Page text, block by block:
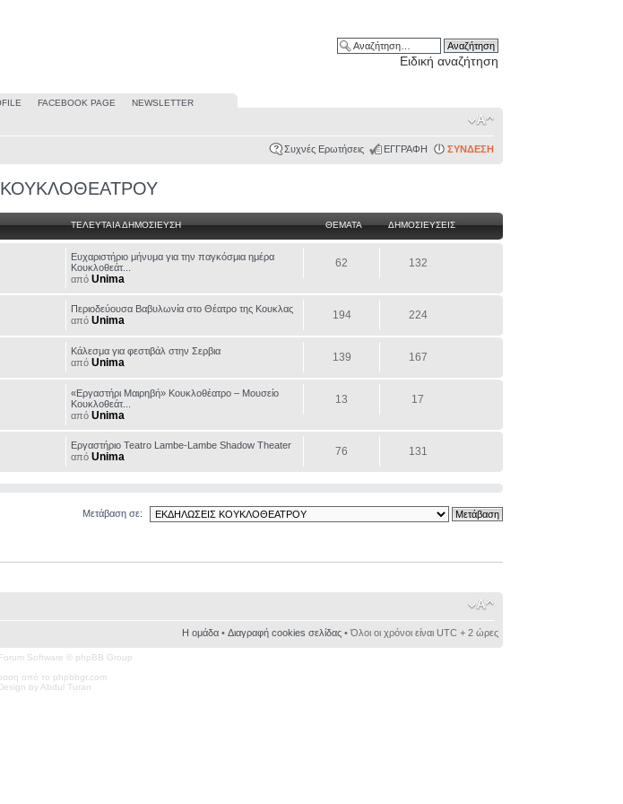
Ειδική αναζήτηση
FACEBOOK PAGE NEWSLETTER
Συχνές Ερωτήσεις ΕΓΓΡΑΦΗ ΣΥΝΔΕΣΗ
ΚΟΥΚΛΟΘΕΑΤΡΟΥ
ΤΕΛΕΥΤΑΙΑ ΔΗΜΟΣΙΕΥΣΗ ΘΕΜΑΤΑ ΔΗΜΟΣΙΕΥΣΕΙΣ
Eυχαριστήριο μήνυμα για την παγκόσμια ημέρα
Κουκλοθεάτ...
από Unima
62 132
Περιοδεύουσα Βαβυλωνία στο Θέατρο της Κουκλας
από Unima 194 224
Κάλεσμα για φεστιβάλ στην Σερβια
από Unima 139 167
«Εργαστήρι Μαιρηβή» Κουκλοθέατρο – Μουσείο
Κουκλοθεάτ...
από Unima
13 17
Εργαστήριο Teatro Lambe-Lambe Shadow Theater
από Unima 76 131
Μετάβαση σε:
Η ομάδα• Διαγραφή cookies σελίδας• Όλοι οι χρόνοι είναι UTC + 2 ώρες
Software © phpBB Group
από το phpbbgr.com
by Abdul Turan